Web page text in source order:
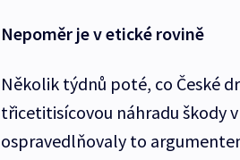
Nepoměr je v etické rovině
Několik týdnů poté, co České
třicetitisícovou náhradu škody
ospravedlňovaly to